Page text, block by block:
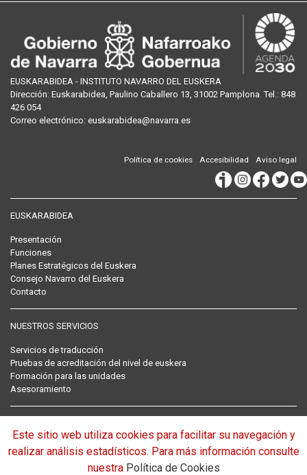
EUSKARABIDEA - INSTITUTO NAVARRO DEL EUSKERA
Dirección: Euskarabidea, Paulino Caballero 13, 31002 Pamplona . Tel.: 848
426 054
Correo electrónico: euskarabidea@navarra.es
Aviso legal
Accesibilidad
Política de cookies
EUSKARABIDEA
Presentación
Funciones
Planes Estratégicos del Euskera
Consejo Navarro del Euskera
Contacto
NUESTROS SERVICIOS
Servicios de traducción
Pruebas de acreditación del nivel de euskera
Formación para las unidades
Asesoramiento
Normativa
Este sitio web utiliza cookies para facilitar su navegación y
realizar análisis estadísticos. Para más información consulte
nuestra Política de Cookies